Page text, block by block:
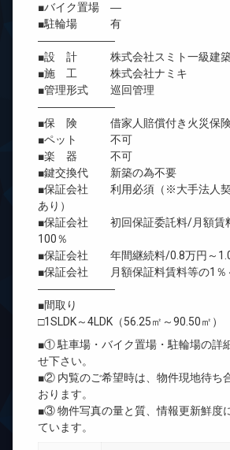
■バイク置場 ―
■駐輪場 有
―――――――
■設 計 株式会社スミト一級建築
■施 工 株式会社ナミキ
■管理形式 巡回管理
―――――――
■保 険 借家人賠償付き火災保険
■ペット 不可
■楽 器 不可
■鍵交換代 新築の為不要
■保証会社 利用必須（※大手法人契
あり）
■保証会社 初回保証委託料/月額賃
100％
■保証会社 年間継続料/0.8万円～
■保証会社 月額保証料賃料等の1％
―――――――
■間取り
□1SLDK～4LDK（56.25㎡～90.50㎡）
■① 駐車場・バイク置場・駐輪場の詳
せ下さい。
■② 内覧のご希望時は、物件現地待ち
おります。
■③ 物件写真の量と質、情報更新鮮度
ています。